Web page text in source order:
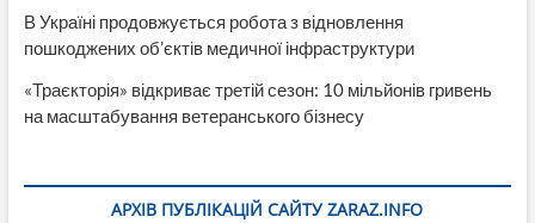
В Україні продовжується робота з відновлення
пошкоджених об’єктів медичної інфраструктури
«Траєкторія» відкриває третій сезон: 10 мільйонів гривень
на масштабування ветеранського бізнесу
АРХІВ ПУБЛІКАЦІЙ САЙТУ ZARAZ.INFO